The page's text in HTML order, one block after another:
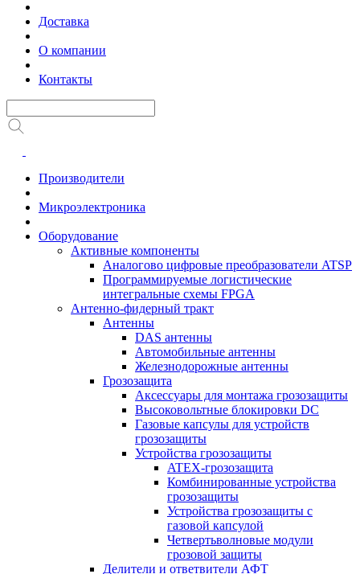
Доставка
О компании
Контакты
Производители
Микроэлектроника
Оборудование
Активные компоненты
Аналогово цифровые преобразователи ATSP
Программируемые логистические
интегральные схемы FPGA
Антенно-фидерный тракт
Антенны
DAS антенны
Автомобильные антенны
Железнодорожные антенны
Грозозащита
Аксессуары для монтажа грозозащиты
Высоковольтные блокировки DC
Газовые капсулы для устройств
грозозащиты
Устройства грозозащиты
ATEX-грозозащита
Комбинированные устройства
грозозащиты
Устройства грозозащиты с
газовой капсулой
Четвертьволновые модули
грозовой защиты
Делители и ответвители АФТ